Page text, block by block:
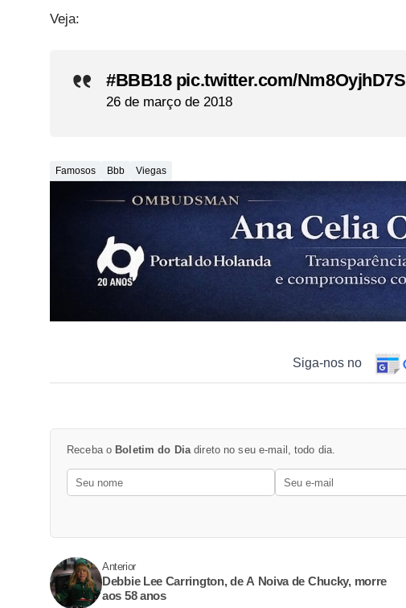
Veja:
#BBB18 pic.twitter.com/Nm8OyjhD7S
26 de março de 2018
Famosos Bbb Viegas
Siga-nos no
Receba o Boletim do Diadireto no seu e-mail, todo dia.
Anterior
Debbie Lee Carrington, de A Noiva de Chucky, morre
aos 58 anos